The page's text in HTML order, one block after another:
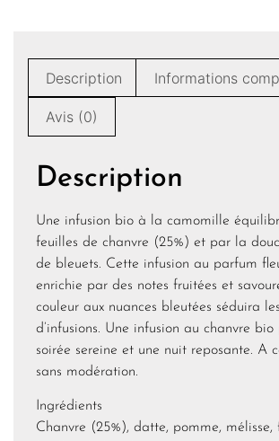
Description Informations
Avis (0)
Description
Une infusion bio à la camomille
feuilles de chanvre (25%) et par la
de bleuets. Cette infusion au parfum
enrichie par des notes fruitées et
couleur aux nuances bleutées séduira
d’infusions. Une infusion au chanvre bio
soirée sereine et une nuit reposante. A
sans modération.
Ingrédients
Chanvre (25%), datte, pomme, mélisse,